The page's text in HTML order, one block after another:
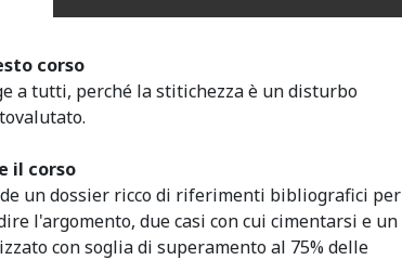
corso
a tutti, perché la stitichezza è un disturbo
il corso
un dossier ricco di riferimenti bibliografici per
l'argomento, due casi con cui cimentarsi e un
con soglia di superamento al 75% delle